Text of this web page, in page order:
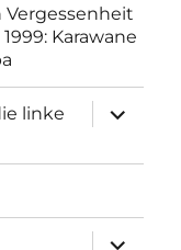
Vergessenheit
Karawane
linke
anzeigen